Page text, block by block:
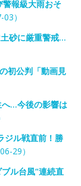
報級大雨おそ
）
砂に厳重警戒…
初公判「動画見
…今後の影響は
ル戦直前！勝
29）
ル台風“連続直